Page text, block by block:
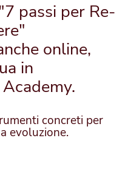
7 passi per Re-
"
online,
in
concreti per
evoluzione.